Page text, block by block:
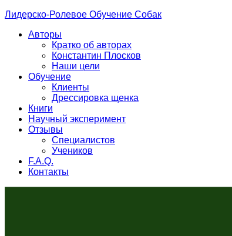
Лидерско-Ролевое Обучение Собак
Авторы
Кратко об авторах
Константин Плосков
Наши цели
Обучение
Клиенты
Дрессировка щенка
Книги
Научный эксперимент
Отзывы
Специалистов
Учеников
F.A.Q.
Контакты